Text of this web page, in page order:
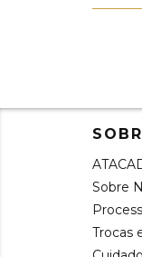
Sobre
Trocas